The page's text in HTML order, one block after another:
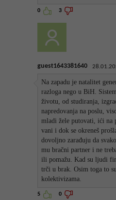
0 3
guest1643381640
Na zapadu je natalitet
razloga nego u BiH.
životu, od studiranja,
napredovanja na poslu,
mladi žele putovati, ići na
vani i dok se okreneš
dovoljno zarađuju da
mu bračni partner i ne
ili pomažu. Kad su ljudi
trči u brak. Osim toga to
kolektivizama.
5 0